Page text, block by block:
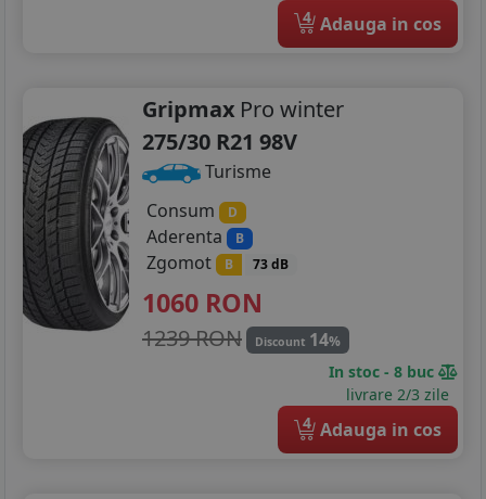
4 Adauga in cos
Gripmax Pro winter
275/30 R21 98V
Turisme
Consum
D
Aderenta B
Zgomot B 73 dB
1060 RON
1239 RON Discount 14%
In stoc - 8 buc
livrare 2/3 zile
4 Adauga in cos